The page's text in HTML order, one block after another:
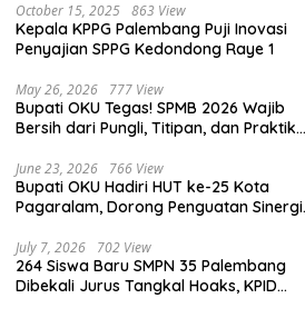
October 15, 2025 863 View
Kepala KPPG Palembang Puji Inovasi
Penyajian SPPG Kedondong Raye 1
May 26, 2026 777 View
Bupati OKU Tegas! SPMB 2026 Wajib
Bersih dari Pungli, Titipan, dan Praktik
June 23, 2026 766 View
Bupati OKU Hadiri HUT ke-25 Kota
Pagaralam, Dorong Penguatan Sinergi
July 7, 2026 702 View
264 Siswa Baru SMPN 35 Palembang
Dibekali Jurus Tangkal Hoaks, KPID